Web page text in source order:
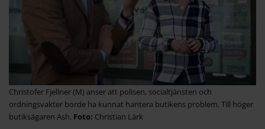
Christofer Fjellner (M) anser att polisen, socialtjänsten och
ordningsvakter borde ha kunnat hantera butikens problem. Till höger
butiksägaren Ash.
Christian Lärk